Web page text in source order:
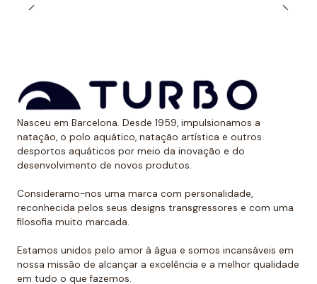
isso recomendamos ir um tamanho maior do que o
habitual. No caso de compará-lo com o fato de banho
de alça larga Turbo, sugerimos optar por um tamanho
menor, já que eles são um pouco maiores.
Nasceu em Barcelona. Desde 1959, impulsionamos a
natação, o polo aquático, natação artística e outros
desportos aquáticos por meio da inovação e do
desenvolvimento de novos produtos.
Consideramo-nos uma marca com personalidade,
reconhecida pelos seus designs transgressores e com uma
filosofia muito marcada.
Estamos unidos pelo amor à água e somos incansáveis em
nossa missão de alcançar a excelência e a melhor qualidade
em tudo o que fazemos.